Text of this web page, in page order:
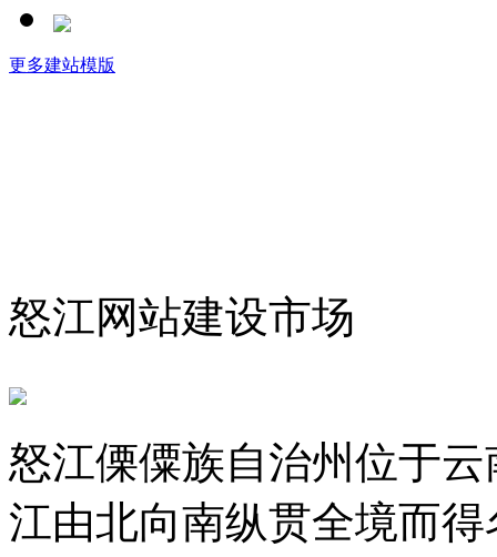
更多建站模版
怒江网站建设市场
怒江傈僳族自治州位于
江由北向南纵贯全境而